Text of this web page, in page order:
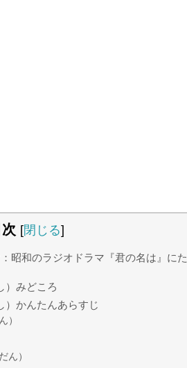
次 [閉じる]
昭和のラジオドラマ『君の名は』に
）みどころ
）かんたんあらすじ
）
ん）